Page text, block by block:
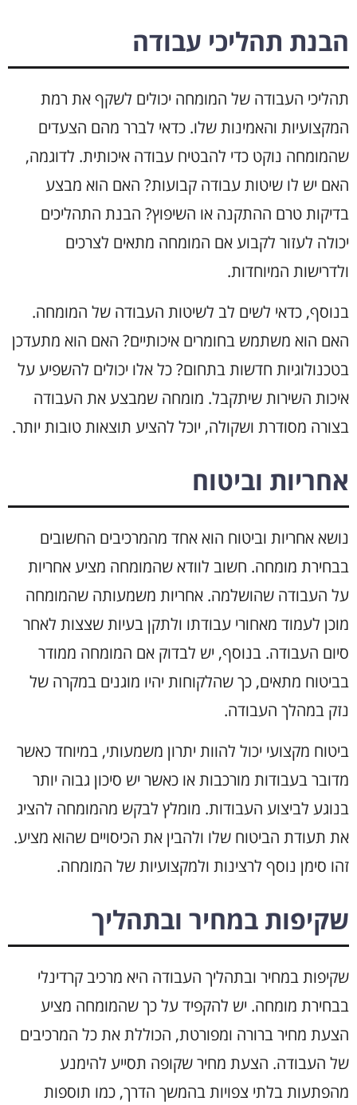
הבנת תהליכי עבודה
תהליכי העבודה של המומחה יכולים לשקף את רמת
המקצועיות והאמינות שלו. כדאי לברר מהם הצעדים
שהמומחה נוקט כדי להבטיח עבודה איכותית. לדוגמה,
האם יש לו שיטות עבודה קבועות? האם הוא מבצע
בדיקות טרם ההתקנה או השיפוץ? הבנת התהליכים
יכולה לעזור לקבוע אם המומחה מתאים לצרכים
ולדרישות המיוחדות.
בנוסף, כדאי לשים לב לשיטות העבודה של המומחה.
האם הוא משתמש בחומרים איכותיים? האם הוא מתעדכן
בטכנולוגיות חדשות בתחום? כל אלו יכולים להשפיע על
איכות השירות שיתקבל. מומחה שמבצע את העבודה
בצורה מסודרת ושקולה, יוכל להציע תוצאות טובות יותר.
אחריות וביטוח
נושא אחריות וביטוח הוא אחד מהמרכיבים החשובים
בבחירת מומחה. חשוב לוודא שהמומחה מציע אחריות
על העבודה שהושלמה. אחריות משמעותה שהמומחה
מוכן לעמוד מאחורי עבודתו ולתקן בעיות שצצות לאחר
סיום העבודה. בנוסף, יש לבדוק אם המומחה ממודר
בביטוח מתאים, כך שהלקוחות יהיו מוגנים במקרה של
נזק במהלך העבודה.
ביטוח מקצועי יכול להוות יתרון משמעותי, במיוחד כאשר
מדובר בעבודות מורכבות או כאשר יש סיכון גבוה יותר
בנוגע לביצוע העבודות. מומלץ לבקש מהמומחה להציג
את תעודת הביטוח שלו ולהבין את הכיסויים שהוא מציע.
זהו סימן נוסף לרצינות ולמקצועיות של המומחה.
שקיפות במחיר ובתהליך
שקיפות במחיר ובתהליך העבודה היא מרכיב קרדינלי
בבחירת מומחה. יש להקפיד על כך שהמומחה מציע
הצעת מחיר ברורה ומפורטת, הכוללת את כל המרכיבים
של העבודה. הצעת מחיר שקופה תסייע להימנע
מהפתעות בלתי צפויות בהמשך הדרך, כמו תוספות